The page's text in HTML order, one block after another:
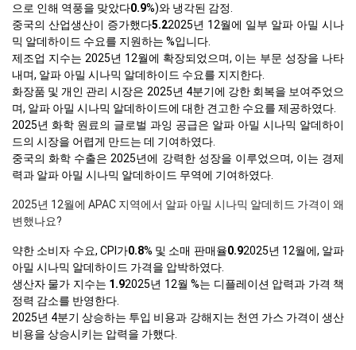
으로 인해 역풍을 맞았다0.9%)와 냉각된 감정.
중국의 산업생산이 증가했다5.22025년 12월에 일부 알파 아밀 시나
믹 알데하이드 수요를 지원하는 %입니다.
제조업 지수는 2025년 12월에 확장되었으며, 이는 부문 성장을 나타
내며, 알파 아밀 시나믹 알데하이드 수요를 지지한다.
화장품 및 개인 관리 시장은 2025년 4분기에 강한 회복을 보여주었으
며, 알파 아밀 시나믹 알데하이드에 대한 견고한 수요를 제공하였다.
2025년 화학 원료의 글로벌 과잉 공급은 알파 아밀 시나믹 알데하이
드의 시장을 어렵게 만드는 데 기여하였다.
중국의 화학 수출은 2025년에 강력한 성장을 이루었으며, 이는 경제
력과 알파 아밀 시나믹 알데하이드 무역에 기여하였다.
2025년 12월에 APAC 지역에서 알파 아밀 시나믹 알데히드 가격이 왜
변했나요?
약한 소비자 수요, CPI가0.8% 및 소매 판매율0.92025년 12월에, 알파
아밀 시나믹 알데하이드 가격을 압박하였다.
생산자 물가 지수는 1.92025년 12월 %는 디플레이션 압력과 가격 책
정력 감소를 반영한다.
2025년 4분기 상승하는 투입 비용과 강해지는 천연 가스 가격이 생산
비용을 상승시키는 압력을 가했다.